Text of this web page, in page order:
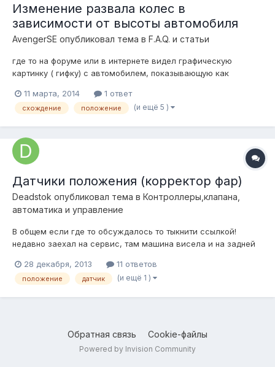
Изменение развала колес в
зависимости от высоты автомобиля
AvengerSE опубликовал тема в F.A.Q. и статьи
где то на форуме или в интернете видел графическую
картинку ( гифку) с автомобилем, показывающую как
автомобиля. Т.е. при занижении колеса сходятся вверху и
стремяся к кузову, при средней высоте колеса становятся
11 марта, 2014 1 ответ
схождение положение (и ещё 5 )
Датчики положения (корректор фар)
Deadstok опубликовал тема в Контроллеры,клапана,
автоматика и управление
В общем если где то обсуждалось то тыкнити ссылкой!
недавно заехал на сервис, там машина висела и на задней
наклона фар, если их использовать для выставления уровня
пола наших машин? часто встречаю обсуждения датчиков от
28 декабря, 2013 11 ответов
положение датчик (и ещё 1 )
Обратная связь Cookie-файлы
Powered by Invision Community